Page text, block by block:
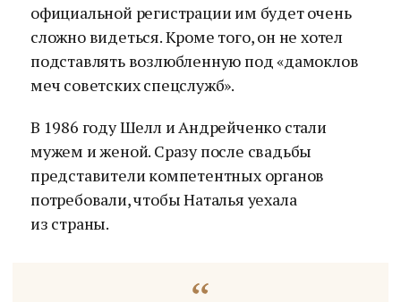
официальной регистрации им будет очень
сложно видеться. Кроме того, он не хотел
подставлять возлюбленную под «дамоклов
меч советских спецслужб».
В 1986 году Шелл и Андрейченко стали
мужем и женой. Сразу после свадьбы
представители компетентных органов
потребовали, чтобы Наталья уехала
из страны.